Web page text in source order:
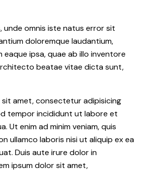
unde omnis iste natus error sit
doloremque laudantium,
eaque ipsa, quae ab illo inventore
beatae vitae dicta sunt,
sit amet, consectetur adipisicing
tempor incididunt ut labore et
Ut enim ad minim veniam, quis
ullamco laboris nisi ut aliquip ex ea
Duis aute irure dolor in
ipsum dolor sit amet,